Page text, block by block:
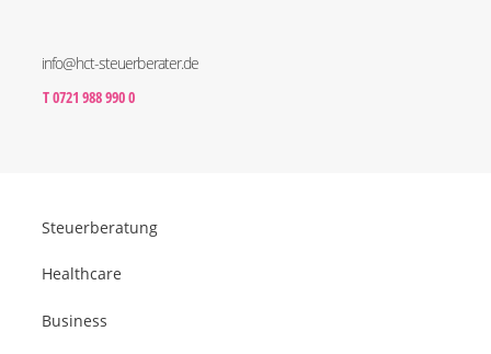
info@hct-steuerberater.de
T 0721 988 990 0
Steuerberatung
Healthcare
Business